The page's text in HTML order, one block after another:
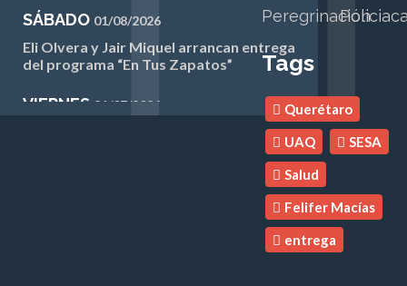
SÁBADO 01/08/2026
Eli Olvera y Jair Miquel arrancan entrega
del programa “En Tus Zapatos”
VIERNES 31/07/2026
INE Querétaro continúa avanzando en la
campaña anual permanente 2025-2026
Concluyen pasantes de salud su servicio
Peregrinación
Tags
Querétaro
UAQ
SESA
Salud
Felifer Macías
entrega